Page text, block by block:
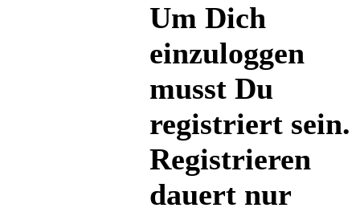
Um Dich
einzuloggen
musst Du
registriert sein.
Registrieren
dauert nur